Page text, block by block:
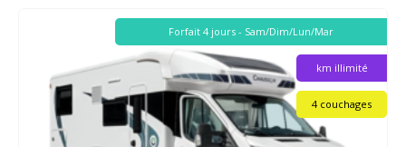
4 couchages
Forfait 4 jours - Sam/Dim/Lun/Mar
km illimité